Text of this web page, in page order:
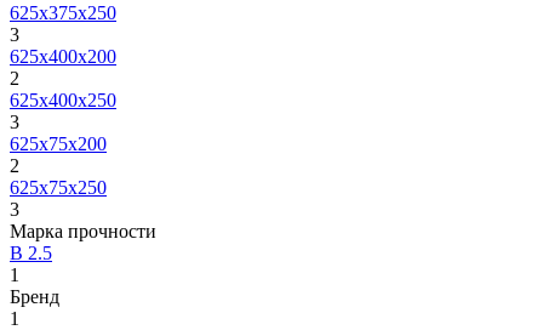
625х375х250
3
625х400х200
2
625х400х250
3
625х75х200
2
625х75х250
3
Марка прочности
B 2.5
1
Бренд
1